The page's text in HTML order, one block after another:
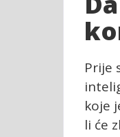
Prije
koje
li će